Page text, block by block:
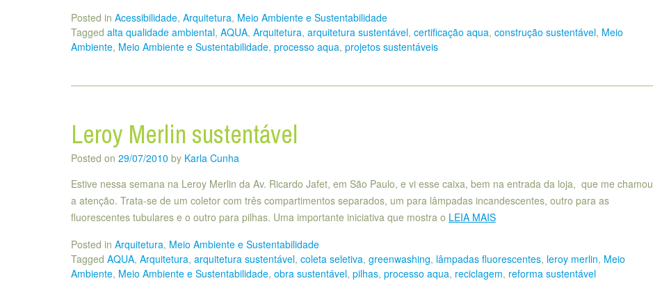
Posted in Acessibilidade, Arquitetura, Meio Ambiente e Sustentabilidade
Tagged alta qualidade ambiental, AQUA, Arquitetura, arquitetura sustentável, certificação aqua, construção sustentável, Meio
Ambiente, Meio Ambiente e Sustentabilidade, processo aqua, projetos sustentáveis
Leroy Merlin sustentável
Posted on 29/07/2010 by Karla Cunha
Estive nessa semana na Leroy Merlin da Av. Ricardo Jafet, em São Paulo, e vi esse caixa, bem na entrada da loja, que me chamou
a atenção. Trata-se de um coletor com três compartimentos separados, um para lâmpadas incandescentes, outro para as
fluorescentes tubulares e o outro para pilhas. Uma importante iniciativa que mostra o LEIA MAIS
Posted in Arquitetura, Meio Ambiente e Sustentabilidade
Tagged AQUA, Arquitetura, arquitetura sustentável, coleta seletiva, greenwashing, lâmpadas fluorescentes, leroy merlin, Meio
Ambiente, Meio Ambiente e Sustentabilidade, obra sustentável, pilhas, processo aqua, reciclagem, reforma sustentável